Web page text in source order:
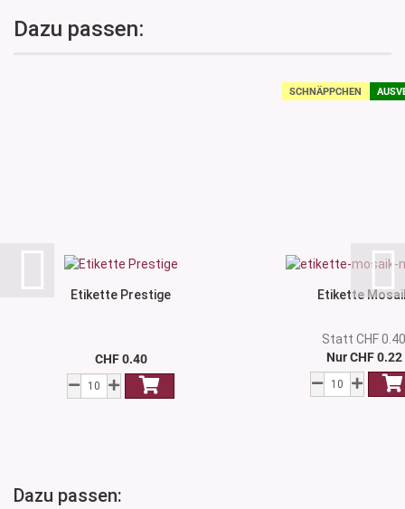
Dazu passen:
Etikette Prestige
CHF 0.40
SCHNÄPPCHEN
Etikette
Statt CHF
Nur CHF 0.22
Dazu passen: